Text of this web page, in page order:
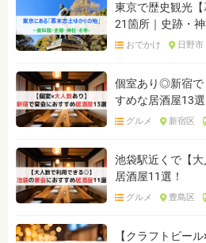
東京で歴史観光
21箇所｜史跡・
おでかけ 日野市
個室あり◎新宿で
すめな居酒屋13選
グルメ 新宿区
池袋駅近くで【
居酒屋11選！
グルメ 豊島区
【クラフトビー